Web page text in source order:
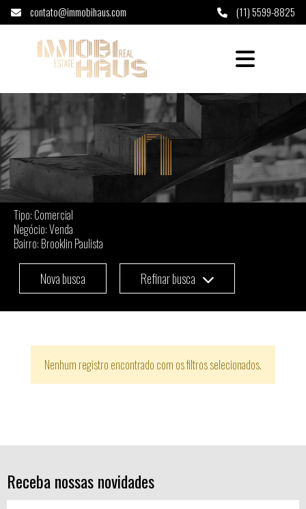
contato@immobihaus.com (11) 5599-8825
Comercial à venda em Brooklin Paulista -
Tipo: Comercial
Negócio: Venda
Bairro: Brooklin Paulista
Nova busca Refinar busca
Nenhum registro encontrado com os filtros selecionados.
Receba nossas novidades